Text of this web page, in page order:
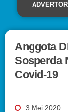
Anggota
Sosperda
Covid-19
3 Mei 2020